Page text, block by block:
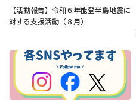
【活動報告】令和６年能登半島地震に
対する支援活動（８月）